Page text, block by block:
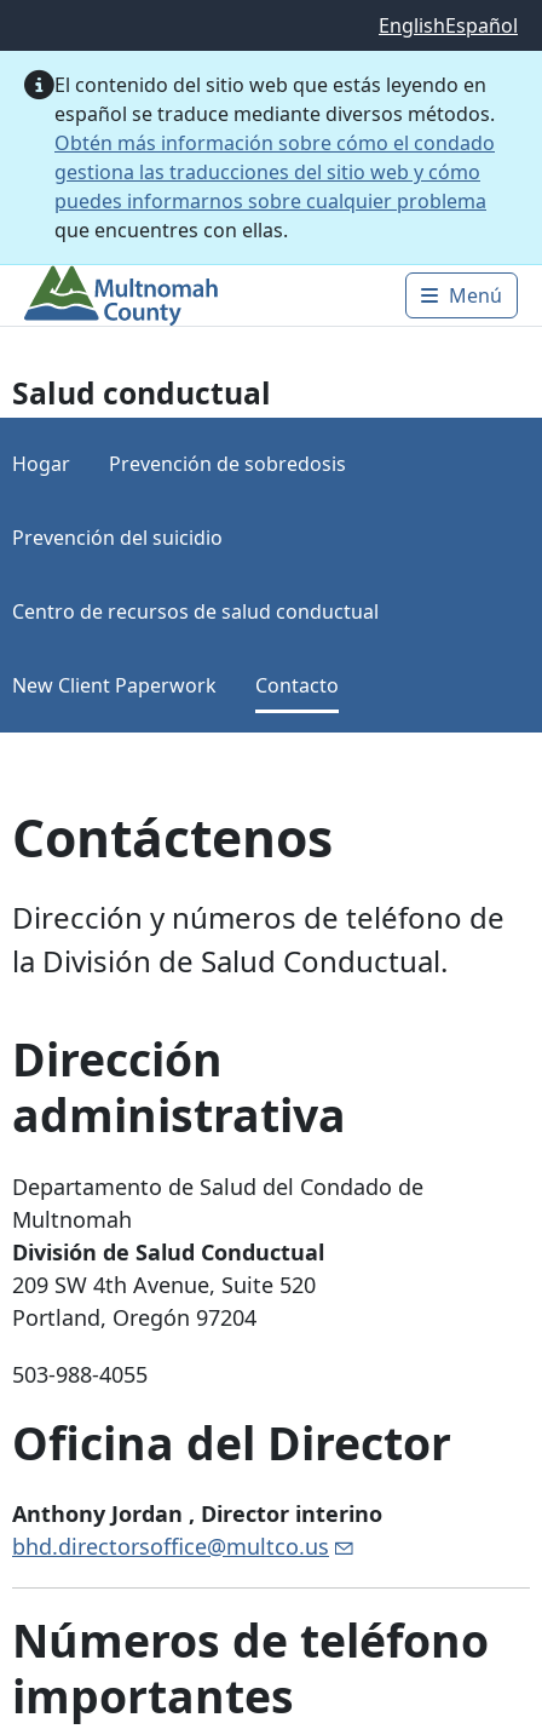
EnglishEspañol
El contenido del sitio web que estás leyendo en
español se traduce mediante diversos métodos.
Obtén más información sobre cómo el condado
gestiona las traducciones del sitio web y cómo
puedes informarnos sobre cualquier problema
que encuentres con ellas.
Main
Menú
Salud conductual
Hogar Prevención de sobredosis
Prevención del suicidio
Centro de recursos de salud conductual
New Client Paperwork Contacto
Contáctenos
Dirección y números de teléfono de
la División de Salud Conductual.
Dirección
administrativa
Departamento de Salud del Condado de
Multnomah
División de Salud Conductual
209 SW 4th Avenue, Suite 520
Portland, Oregón 97204
503-988-4055
Oficina del Director
Anthony Jordan , Director interino
bhd.directorsoffice@multco.us
Números de teléfono
importantes